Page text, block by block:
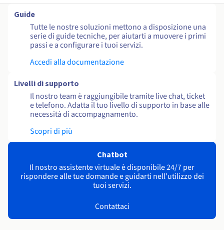
Guide
Tutte le nostre soluzioni mettono a disposizione una
serie di guide tecniche, per aiutarti a muovere i primi
passi e a configurare i tuoi servizi.
Accedi alla documentazione
Livelli di supporto
Il nostro team è raggiungibile tramite live chat, ticket
e telefono. Adatta il tuo livello di supporto in base alle
necessità di accompagnamento.
Scopri di più
Chatbot
Il nostro assistente virtuale è disponibile 24/7 per
rispondere alle tue domande e guidarti nell'utilizzo dei
tuoi servizi.
Contattaci